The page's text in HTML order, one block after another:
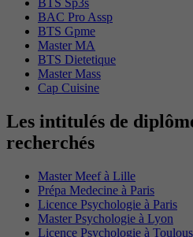
BAC Pro Assp
BTS Gpme
Master MA
BTS Dietetique
Master Mass
Cap Cuisine
Les intitulés de
recherchés
Master Meef à Lille
Prépa Medecine à Paris
Licence Psychologie à Paris
Master Psychologie à Lyon
Licence Psychologie à